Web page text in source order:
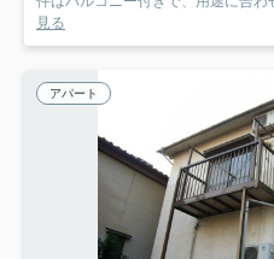
見る
アパート